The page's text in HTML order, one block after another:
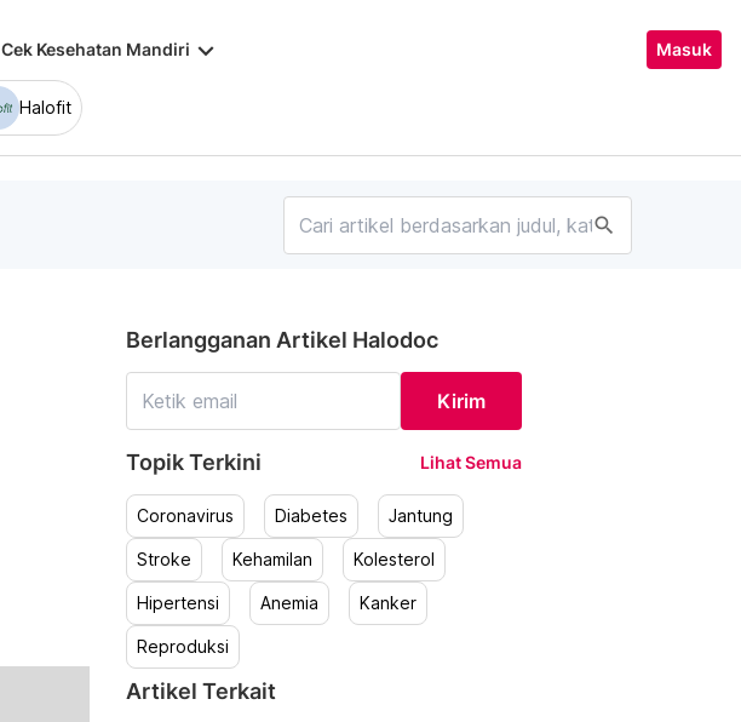
Cek Kesehatan Mandiri keyboard_arrow_down Masuk
Halofit
search
Berlangganan Artikel Halodoc
Kirim
Topik Terkini Lihat Semua
Coronavirus Diabetes Jantung
Stroke Kehamilan Kolesterol
Hipertensi Anemia Kanker
Reproduksi
Artikel Terkait